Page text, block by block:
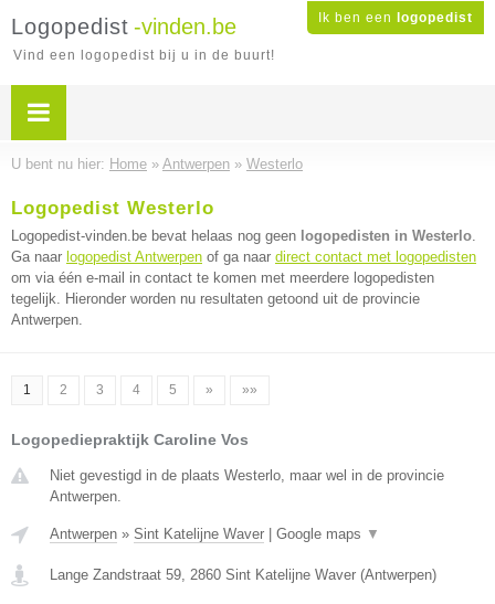
Ik ben een logopedist
Logopedist -vinden.be
Vind een logopedist bij u in de buurt!
U bent nu hier: Home » Antwerpen » Westerlo
Logopedist Westerlo
Logopedist-vinden.be bevat helaas nog geen logopedisten in Westerlo.
Ga naar logopedist Antwerpen of ga naar direct contact met logopedisten
om via één e-mail in contact te komen met meerdere logopedisten
tegelijk. Hieronder worden nu resultaten getoond uit de provincie
Antwerpen.
1 2 3 4 5 » »»
Logopediepraktijk Caroline Vos
Niet gevestigd in de plaats Westerlo, maar wel in de provincie
Antwerpen.
Antwerpen » Sint Katelijne Waver Google maps ▼
Lange Zandstraat 59, 2860 Sint Katelijne Waver (Antwerpen)